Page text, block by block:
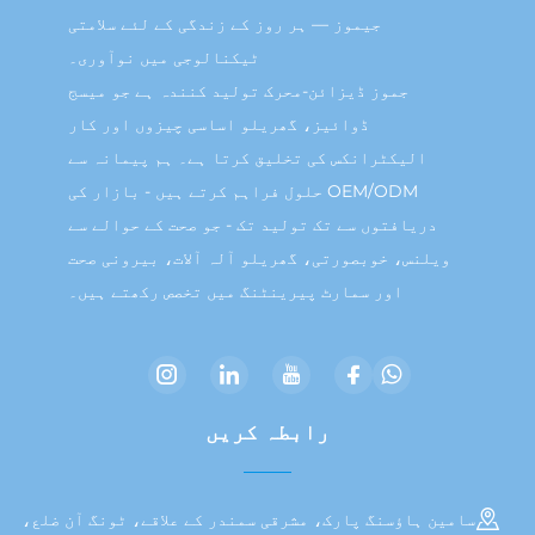
جیموز — ہر روز کے زندگی کے لئے سلامتی
ٹیکنالوجی میں نوآوری۔
جموز ڈیزائن-محرک تولید کنندہ ہے جو میسج
ڈوائیز، گھریلو اساسی چیزوں اور کار
الیکٹرانکس کی تخلیق کرتا ہے۔ ہم پیمانہ سے
OEM/ODM حلول فراہم کرتے ہیں - بازار کی
دریافتوں سے تک تولید تک - جو صحت کے حوالے سے
خوبصورتی، گھریلو آلہ آلات، بیرونی صحت
اور سمارٹ پیرینٹنگ میں تخصص رکھتے ہیں۔
رابطہ کریں
ہاؤسنگ پارک، مشرقی سمندر کے علاقے، ٹونگ آن ضلع،